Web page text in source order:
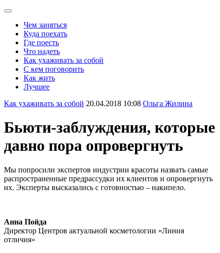
Чем заняться
Куда поехать
Где поесть
Что надеть
Как ухаживать за собой
С кем поговорить
Как жить
Лучшее
Как ухаживать за собой 20.04.2018 10:08 Ольга Жилина
Бьюти-заблуждения, которые
давно пора опровергнуть
Мы попросили экспертов индустрии красоты назвать самые
распространенные предрассудки их клиентов и опровергнуть
их. Эксперты высказались с готовностью – накипело.
Анна Пойда
Директор Центров актуальной косметологии «Линия
отличия»